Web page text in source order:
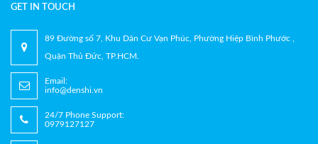
GET IN TOUCH
89 Đường số 7, Khu Dân Cư Vạn Phúc, Phường Hiệp Bình Phước ,
Quận Thủ Đức, TP.HCM.
Email:
info@denshi.vn
24/7 Phone Support:
0979127127